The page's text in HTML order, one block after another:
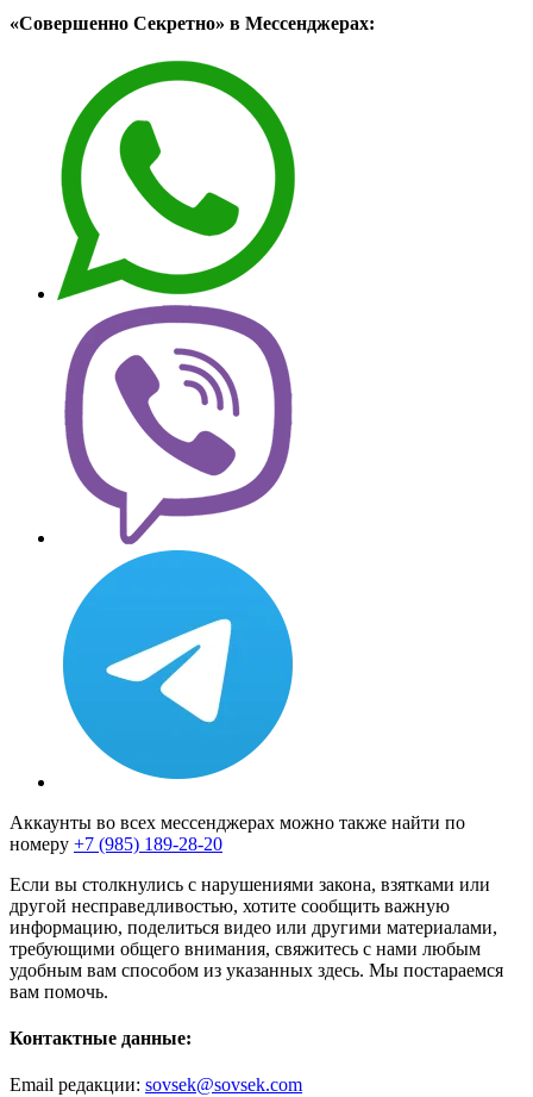
«Совершенно Секретно» в Мессенджерах:
Аккаунты во всех мессенджерах можно также найти по
номеру +7 (985) 189-28-20
Если вы столкнулись с нарушениями закона, взятками или
другой несправедливостью, хотите сообщить важную
информацию, поделиться видео или другими материалами,
требующими общего внимания, свяжитесь с нами любым
удобным вам способом из указанных здесь. Мы постараемся
вам помочь.
Контактные данные:
Email редакции: sovsek@sovsek.com